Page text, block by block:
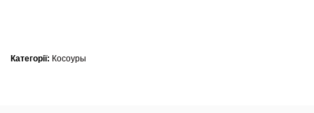
Категорії: Косоуры